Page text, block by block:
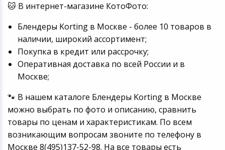
🐱 В интернет-магазине КотоФото:
Блендеры Korting в Москве - более 10 товаров в
наличии, широкий ассортимент;
Покупка в кредит или рассрочку;
Оперативная доставка по всей России и в
Москве;
🐾 В нашем каталоге Блендеры Korting в Москве
можно выбрать по фото и описанию, сравнить
товары по ценам и характеристикам. По всем
возникающим вопросам звоните по телефону в
Москве 8(495)137-52-98. На все товары есть